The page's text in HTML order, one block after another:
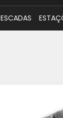
ESCADAS